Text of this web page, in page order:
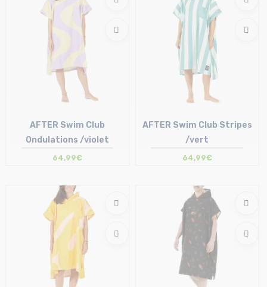
T.U
AFTER Swim Club
Ondulations /violet
64,99€
T.U
AFTER Swim Club Stripes
/vert
64,99€